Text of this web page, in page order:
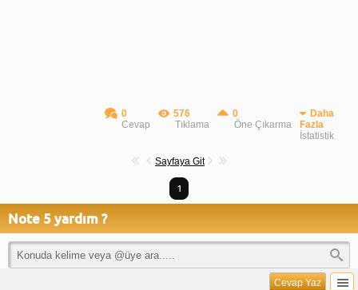
0
Cevap
576
Tıklama
0
Öne Çıkarma
Daha
Fazla
İstatistik
Sayfaya Git
1
Note 5 yardım ?
Cevap Yaz